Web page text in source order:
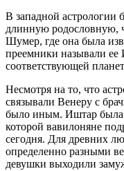
В западной астрологии
длинную родословную,
Шумер, где она была
преемники называли
соответствующей
Несмотря на то, что
связывали Венеру с
было иным. Иштар была
которой вавилоняне
сегодня. Для древних
определенно разными
девушки выходили